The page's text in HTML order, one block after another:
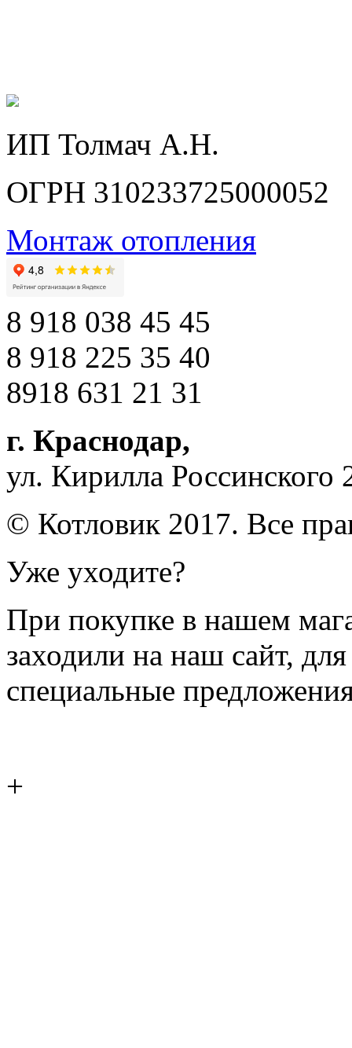
ИП Толмач А.Н.
ОГРН 310233725000052
Монтаж отопления
8 918 038 45 45
8 918 225 35 40
8918 631 21 31
г. Краснодар,
ул. Кирилла Россинского
© Котловик 2017. Все
Уже уходите?
При покупке в нашем
заходили на наш сайт,
специальные
+